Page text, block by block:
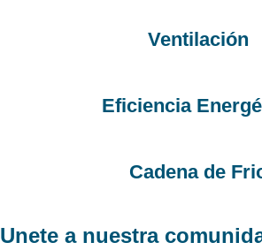
Ventilación
Eficiencia
Cadena de
Unete a nuestra